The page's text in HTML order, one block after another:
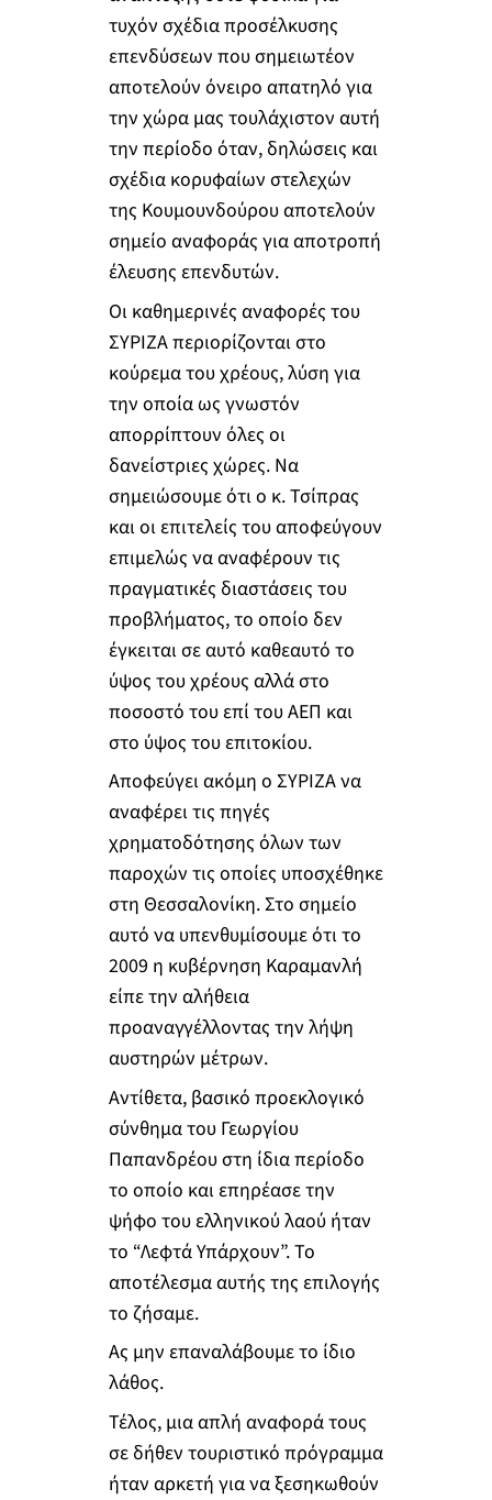
τυχόν σχέδια προσέλκυσης
επενδύσεων που σημειωτέον
αποτελούν όνειρο απατηλό για
την χώρα μας τουλάχιστον αυτή
την περίοδο όταν, δηλώσεις και
σχέδια κορυφαίων στελεχών
της Κουμουνδούρου αποτελούν
σημείο αναφοράς για αποτροπή
έλευσης επενδυτών.
Οι καθημερινές αναφορές του
ΣΥΡΙΖΑ περιορίζονται στο
κούρεμα του χρέους, λύση για
την οποία ως γνωστόν
απορρίπτουν όλες οι
δανείστριες χώρες. Να
σημειώσουμε ότι ο κ. Τσίπρας
και οι επιτελείς του αποφεύγουν
επιμελώς να αναφέρουν τις
πραγματικές διαστάσεις του
προβλήματος, το οποίο δεν
έγκειται σε αυτό καθεαυτό το
ύψος του χρέους αλλά στο
ποσοστό του επί του ΑΕΠ και
στο ύψος του επιτοκίου.
Αποφεύγει ακόμη ο ΣΥΡΙΖΑ να
αναφέρει τις πηγές
χρηματοδότησης όλων των
παροχών τις οποίες υποσχέθηκε
στη Θεσσαλονίκη. Στο σημείο
αυτό να υπενθυμίσουμε ότι το
2009 η κυβέρνηση Καραμανλή
είπε την αλήθεια
προαναγγέλλοντας την λήψη
αυστηρών μέτρων.
Αντίθετα, βασικό προεκλογικό
σύνθημα του Γεωργίου
Παπανδρέου στη ίδια περίοδο
το οποίο και επηρέασε την
ψήφο του ελληνικού λαού ήταν
το “Λεφτά Υπάρχουν”. Το
αποτέλεσμα αυτής της επιλογής
το ζήσαμε.
Ας μην επαναλάβουμε το ίδιο
λάθος.
Τέλος, μια απλή αναφορά τους
σε δήθεν τουριστικό πρόγραμμα
ήταν αρκετή για να ξεσηκωθούν